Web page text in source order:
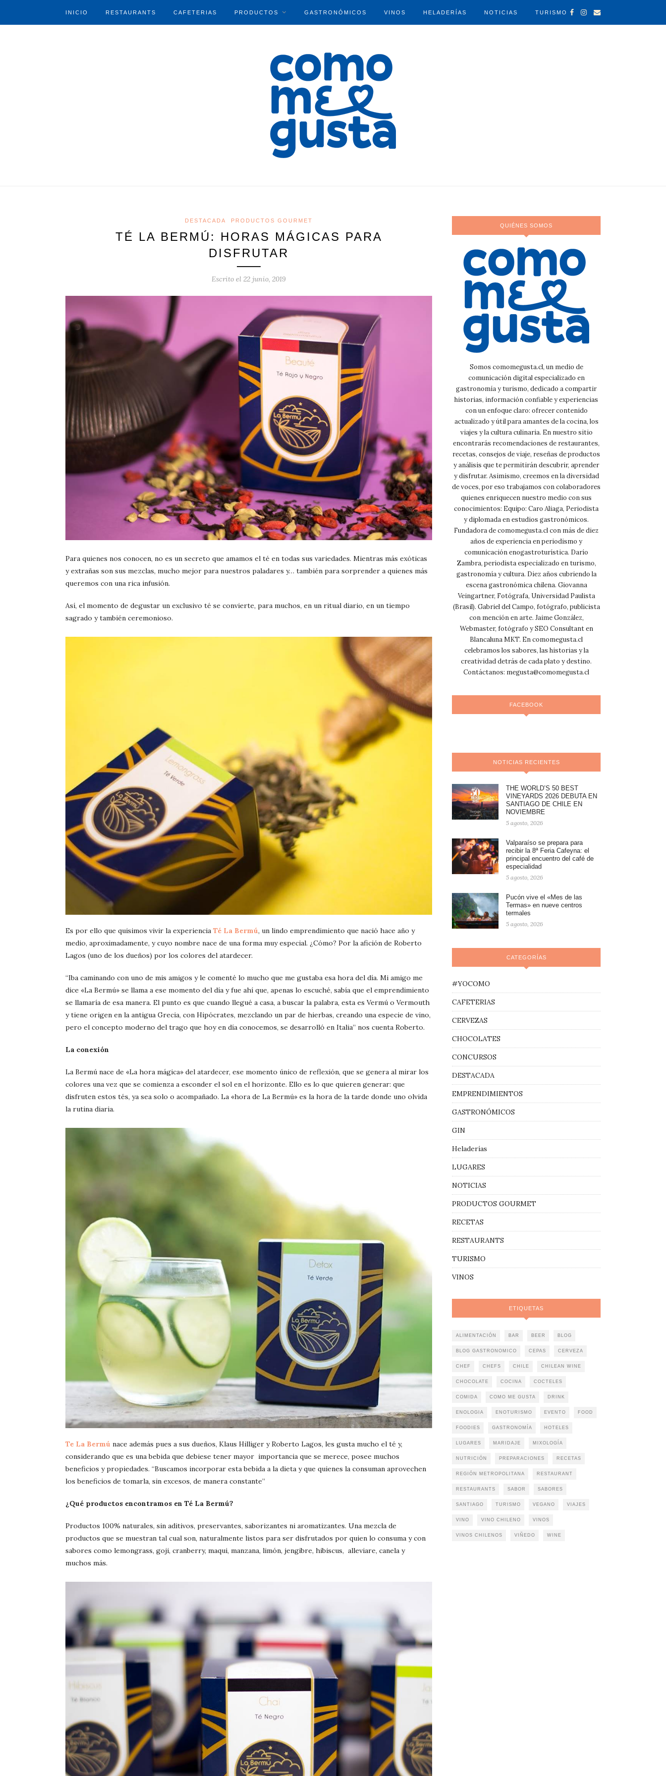
INICIO RESTAURANTS CAFETERIAS PRODUCTOS GASTRONÓMICOS VINOS HELADERÍAS NOTICIAS TURISMO
DESTACADA PRODUCTOS GOURMET
TÉ LA BERMÚ: HORAS MÁGICAS PARA
DISFRUTAR
Escrito el 22 junio, 2019
Para quienes nos conocen, no es un secreto que amamos el té en todas sus variedades. Mientras más exóticas
y extrañas son sus mezclas, mucho mejor para nuestros paladares y… también para sorprender a quienes más
queremos con una rica infusión.
Así, el momento de degustar un exclusivo té se convierte, para muchos, en un ritual diario, en un tiempo
sagrado y también ceremonioso.
Es por ello que quisimos vivir la experiencia Té La Bermú, un lindo emprendimiento que nació hace año y
medio, aproximadamente, y cuyo nombre nace de una forma muy especial. ¿Cómo? Por la afición de Roberto
Lagos (uno de los dueños) por los colores del atardecer.
“Iba caminando con uno de mis amigos y le comenté lo mucho que me gustaba esa hora del día. Mi amigo me
dice «La Bermú» se llama a ese momento del día y fue ahí que, apenas lo escuché, sabía que el emprendimiento
se llamaría de esa manera. El punto es que cuando llegué a casa, a buscar la palabra, esta es Vermú o Vermouth
y tiene origen en la antigua Grecia, con Hipócrates, mezclando un par de hierbas, creando una especie de vino,
pero el concepto moderno del trago que hoy en día conocemos, se desarrolló en Italia” nos cuenta Roberto.
La conexión
La Bermú nace de «La hora mágica» del atardecer, ese momento único de reflexión, que se genera al mirar los
colores una vez que se comienza a esconder el sol en el horizonte. Ello es lo que quieren generar: que
disfruten estos tés, ya sea solo o acompañado. La «hora de La Bermú» es la hora de la tarde donde uno olvida
la rutina diaria.
Te La Bermú nace además pues a sus dueños, Klaus Hilliger y Roberto Lagos, les gusta mucho el té y,
considerando que es una bebida que debiese tener mayor importancia que se merece, posee muchos
beneficios y propiedades. “Buscamos incorporar esta bebida a la dieta y que quienes la consuman aprovechen
los beneficios de tomarla, sin excesos, de manera constante”
¿Qué productos encontramos en Té La Bermú?
Productos 100% naturales, sin aditivos, preservantes, saborizantes ni aromatizantes. Una mezcla de
productos que se muestran tal cual son, naturalmente listos para ser disfrutados por quien lo consuma y con
sabores como lemongrass, goji, cranberry, maqui, manzana, limón, jengibre, hibiscus, alleviare, canela y
muchos más.
QUIÉNES SOMOS
Somos comomegusta.cl, un medio de
comunicación digital especializado en
gastronomía y turismo, dedicado a compartir
historias, información confiable y experiencias
con un enfoque claro: ofrecer contenido
actualizado y útil para amantes de la cocina, los
viajes y la cultura culinaria. En nuestro sitio
encontrarás recomendaciones de restaurantes,
recetas, consejos de viaje, reseñas de productos
y análisis que te permitirán descubrir, aprender
y disfrutar. Asimismo, creemos en la diversidad
de voces, por eso trabajamos con colaboradores
quienes enriquecen nuestro medio con sus
conocimientos: Equipo: Caro Aliaga, Periodista
y diplomada en estudios gastronómicos.
Fundadora de comomegusta.cl con más de diez
años de experiencia en periodismo y
comunicación enogastroturística. Darío
Zambra, periodista especializado en turismo,
gastronomía y cultura. Diez años cubriendo la
escena gastronómica chilena. Giovanna
Veingartner, Fotógrafa, Universidad Paulista
(Brasil). Gabriel del Campo, fotógrafo, publicista
con mención en arte. Jaime González,
Webmaster, fotógrafo y SEO Consultant en
Blancaluna MKT. En comomegusta.cl
celebramos los sabores, las historias y la
creatividad detrás de cada plato y destino.
Contáctanos: megusta@comomegusta.cl
FACEBOOK
NOTICIAS RECIENTES
THE WORLD’S 50 BEST
VINEYARDS 2026 DEBUTA EN
SANTIAGO DE CHILE EN
NOVIEMBRE
5 agosto, 2026
Valparaíso se prepara para
recibir la 8ª Feria Cafeyna: el
principal encuentro del café de
especialidad
5 agosto, 2026
Pucón vive el «Mes de las
Termas» en nueve centros
termales
5 agosto, 2026
CATEGORÍAS
#YOCOMO
CAFETERIAS
CERVEZAS
CHOCOLATES
CONCURSOS
DESTACADA
EMPRENDIMIENTOS
GASTRONÓMICOS
GIN
Heladerías
LUGARES
NOTICIAS
PRODUCTOS GOURMET
RECETAS
RESTAURANTS
TURISMO
VINOS
ETIQUETAS
ALIMENTACIÓN BAR BEER BLOG
BLOG GASTRONOMICO CEPAS CERVEZA
CHEF CHEFS CHILE CHILEAN WINE
CHOCOLATE COCINA COCTELES
COMIDA COMO ME GUSTA DRINK
ENOLOGIA ENOTURISMO EVENTO FOOD
FOODIES GASTRONOMÍA HOTELES
LUGARES MARIDAJE MIXOLOGÍA
NUTRICIÓN PREPARACIONES RECETAS
REGIÓN METROPOLITANA RESTAURANT
RESTAURANTS SABOR SABORES
SANTIAGO TURISMO VEGANO VIAJES
VINO VINO CHILENO VINOS
VINOS CHILENOS VIÑEDO WINE